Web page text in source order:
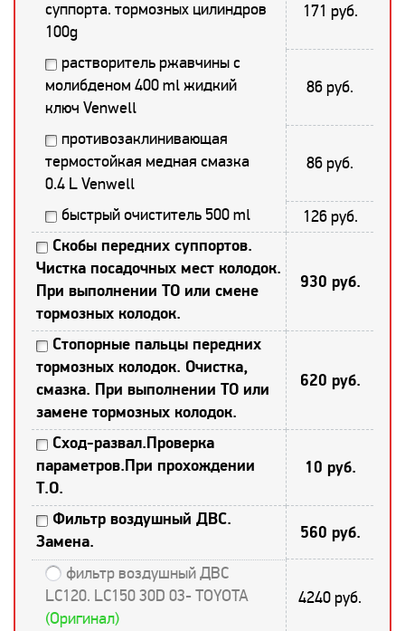
суппорта. тормозных цилиндров
100g
171 руб.
растворитель ржавчины с
молибденом 400 ml жидкий
ключ Venwell
86 руб.
противозаклинивающая
термостойкая медная смазка
0.4 L Venwell
86 руб.
быстрый очиститель 500 ml 126 руб.
Скобы передних суппортов.
Чистка посадочных мест колодок.
При выполнении ТО или смене
тормозных колодок.
930 руб.
Стопорные пальцы передних
тормозных колодок. Очистка,
смазка. При выполнении ТО или
замене тормозных колодок.
620 руб.
Сход-развал.Проверка
параметров.При прохождении
Т.О.
10 руб.
Фильтр воздушный ДВС.
Замена.
560 руб.
фильтр воздушный ДВС
LC120. LC150 30D 03- TOYOTA
(Оригинал)
4240 руб.